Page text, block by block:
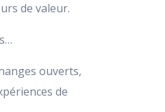
de valeur.
ouverts,
de